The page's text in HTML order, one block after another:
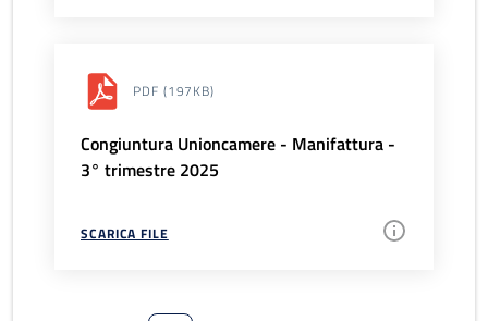
PDF (197KB)
Congiuntura Unioncamere - Manifattura -
3° trimestre 2025
SCARICA FILE